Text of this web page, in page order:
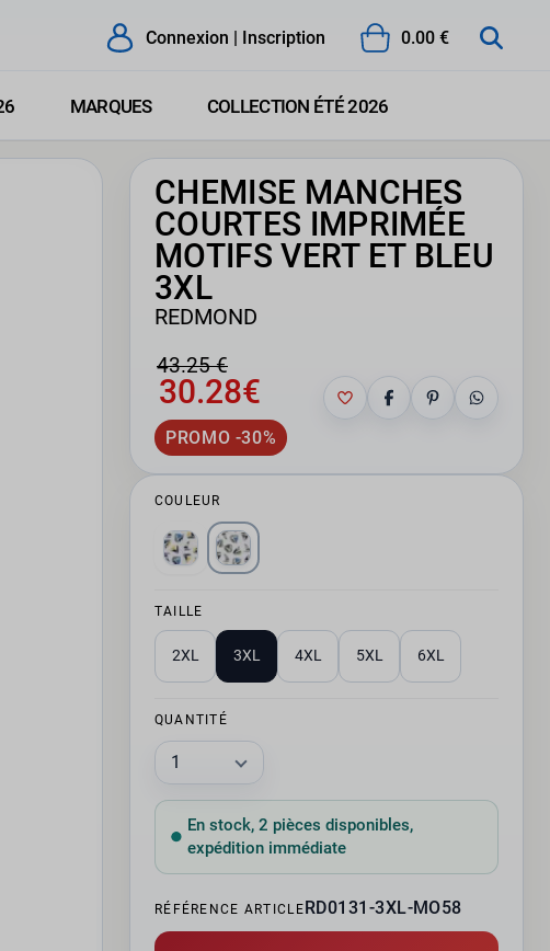
Connexion | Inscription 0.00 €
MARQUES COLLECTION ÉTÉ 2026
CHEMISE MANCHES
COURTES IMPRIMÉE
MOTIFS VERT ET BLEU
3XL
REDMOND
43.25 €
30.28€
PROMO -30%
COULEUR
TAILLE
2XL 3XL 4XL 5XL 6XL
QUANTITÉ
En stock, 2 pièces disponibles,
expédition immédiate
RÉFÉRENCE ARTICLERD0131-3XL-MO58